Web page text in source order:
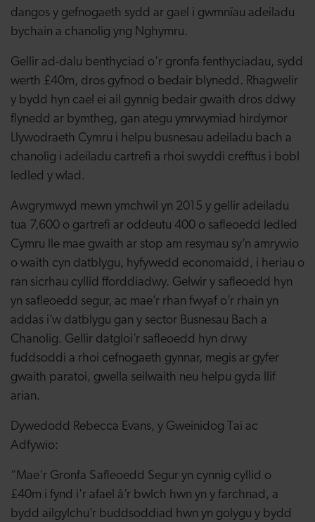
dangos y gefnogaeth sydd ar gael i gwmnïau adeiladu
bychain a chanolig yng Nghymru.
Gellir ad-dalu benthyciad o'r gronfa fenthyciadau, sydd
werth £40m, dros gyfnod o bedair blynedd. Rhagwelir
y bydd hyn cael ei ail gynnig bedair gwaith dros ddwy
flynedd ar bymtheg, gan ategu ymrwymiad hirdymor
Llywodraeth Cymru i helpu busnesau adeiladu bach a
chanolig i adeiladu cartrefi a rhoi swyddi crefftus i bobl
ledled y wlad.
Awgrymwyd mewn ymchwil yn 2015 y gellir adeiladu
tua 7,600 o gartrefi ar oddeutu 400 o safleoedd ledled
Cymru lle mae gwaith ar stop am resymau sy’n amrywio
o waith cyn datblygu, hyfywedd economaidd, i heriau o
ran sicrhau cyllid fforddiadwy. Gelwir y safleoedd hyn
yn safleoedd segur, ac mae’r rhan fwyaf o’r rhain yn
addas i’w datblygu gan y sector Busnesau Bach a
Chanolig. Gellir datgloi’r safleoedd hyn drwy
fuddsoddi a rhoi cefnogaeth gynnar, megis ar gyfer
gwaith paratoi, gwella seilwaith neu helpu gyda llif
arian.
Dywedodd Rebecca Evans, y Gweinidog Tai ac
Adfywio:
“Mae'r Gronfa Safleoedd Segur yn cynnig cyllid o
£40m i fynd i'r afael â’r bwlch hwn yn y farchnad, a
bydd ailgylchu’r buddsoddiad hwn yn golygu y bydd